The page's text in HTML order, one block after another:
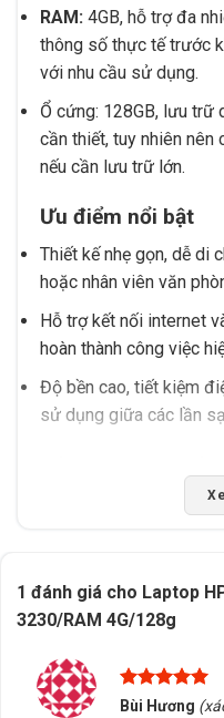
RAM: 4GB, hỗ trợ đa
thông số thực tế trước
với nhu cầu sử dụng.
Ổ cứng: 128GB, lưu trữ
cần thiết, tuy nhiên nên
nếu cần lưu trữ lớn.
Ưu điểm nổi bật
Thiết kế nhẹ gọn, dễ di
hoặc nhân viên văn
Hỗ trợ kết nối internet
hoàn thành công việc
Độ bền cao, tiết kiệm
sử dụng giữa các lần
dụng cơ bản, Laptop
đáng cân nhắc. Tấn
được hỗ trợ chi tiết.
1 đánh giá cho Laptop
3230/RAM 4G/128g
Được xếp
Bùi Hương